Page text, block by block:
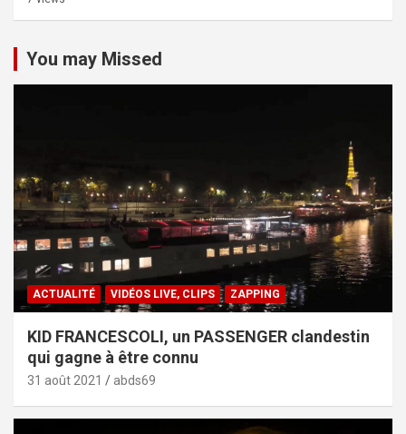
You may Missed
ACTUALITÉ VIDÉOS LIVE, CLIPS ZAPPING
KID FRANCESCOLI, un PASSENGER clandestin
qui gagne à être connu
31 août 2021 abds69